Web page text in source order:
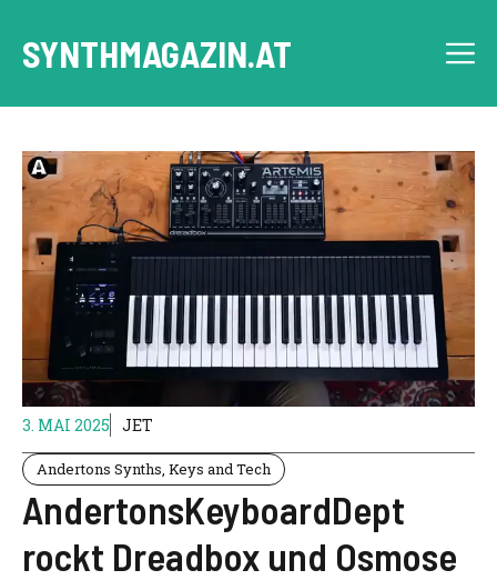
content
SYNTHMAGAZIN.AT
3. MAI 2025 JET
Andertons Synths, Keys and Tech
AndertonsKeyboardDept
rockt Dreadbox und Osmose